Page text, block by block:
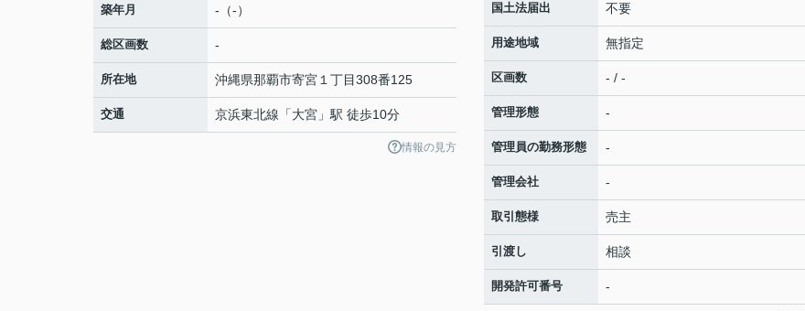
築年月 -（-）
総区画数 -
所在地 沖縄県那覇市寄宮 １丁目308番125
交通 京浜東北線 「大宮 」駅 徒歩10分
情報の見方
国土法届出 不要
用途地域 無指定
区画数 - / -
管理形態 -
管理員の勤務形態 -
管理会社 -
取引態様 売主
引渡し 相談
開発許可番号 -